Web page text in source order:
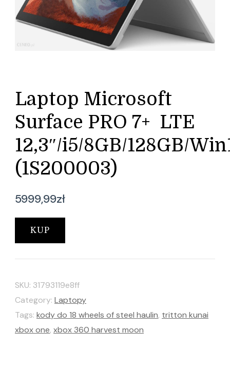
Laptop Microsoft
Surface PRO 7+ LTE
12,3″/i5/8GB/128GB/
(1S200003)
5999,99zł
KUP
SKU: 31793119e8ff
Category: Laptopy
Tags: kody do 18 wheels of steel haulin, tritton kunai
xbox one, xbox 360 harvest moon